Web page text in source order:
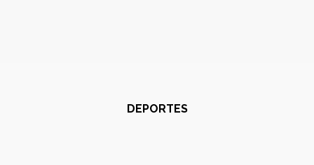
DEPORTES